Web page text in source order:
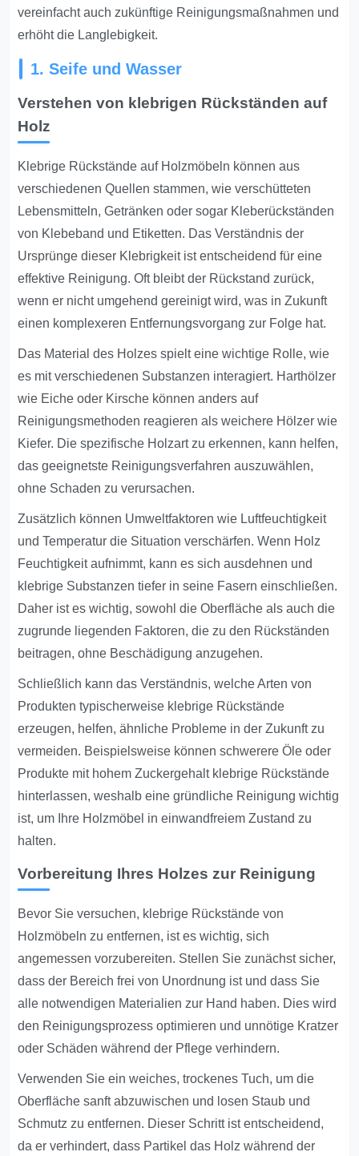
vereinfacht auch zukünftige Reinigungsmaßnahmen und
erhöht die Langlebigkeit.
1. Seife und Wasser
Verstehen von klebrigen Rückständen auf
Holz
Klebrige Rückstände auf Holzmöbeln können aus
verschiedenen Quellen stammen, wie verschütteten
Lebensmitteln, Getränken oder sogar Kleberückständen
von Klebeband und Etiketten. Das Verständnis der
Ursprünge dieser Klebrigkeit ist entscheidend für eine
effektive Reinigung. Oft bleibt der Rückstand zurück,
wenn er nicht umgehend gereinigt wird, was in Zukunft
einen komplexeren Entfernungsvorgang zur Folge hat.
Das Material des Holzes spielt eine wichtige Rolle, wie
es mit verschiedenen Substanzen interagiert. Harthölzer
wie Eiche oder Kirsche können anders auf
Reinigungsmethoden reagieren als weichere Hölzer wie
Kiefer. Die spezifische Holzart zu erkennen, kann helfen,
das geeignetste Reinigungsverfahren auszuwählen,
ohne Schaden zu verursachen.
Zusätzlich können Umweltfaktoren wie Luftfeuchtigkeit
und Temperatur die Situation verschärfen. Wenn Holz
Feuchtigkeit aufnimmt, kann es sich ausdehnen und
klebrige Substanzen tiefer in seine Fasern einschließen.
Daher ist es wichtig, sowohl die Oberfläche als auch die
zugrunde liegenden Faktoren, die zu den Rückständen
beitragen, ohne Beschädigung anzugehen.
Schließlich kann das Verständnis, welche Arten von
Produkten typischerweise klebrige Rückstände
erzeugen, helfen, ähnliche Probleme in der Zukunft zu
vermeiden. Beispielsweise können schwerere Öle oder
Produkte mit hohem Zuckergehalt klebrige Rückstände
hinterlassen, weshalb eine gründliche Reinigung wichtig
ist, um Ihre Holzmöbel in einwandfreiem Zustand zu
halten.
Vorbereitung Ihres Holzes zur Reinigung
Bevor Sie versuchen, klebrige Rückstände von
Holzmöbeln zu entfernen, ist es wichtig, sich
angemessen vorzubereiten. Stellen Sie zunächst sicher,
dass der Bereich frei von Unordnung ist und dass Sie
alle notwendigen Materialien zur Hand haben. Dies wird
den Reinigungsprozess optimieren und unnötige Kratzer
oder Schäden während der Pflege verhindern.
Verwenden Sie ein weiches, trockenes Tuch, um die
Oberfläche sanft abzuwischen und losen Staub und
Schmutz zu entfernen. Dieser Schritt ist entscheidend,
da er verhindert, dass Partikel das Holz während der